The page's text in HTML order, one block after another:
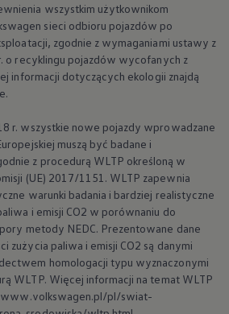
wszystkim użytkownikom
sieci odbioru pojazdów po
zgodnie z wymaganiami ustawy z
o recyklingu pojazdów wycofanych z
informacji dotyczących ekologii znajdą
r. wszystkie nowe pojazdy wprowadzane
muszą być badane i
z procedurą WLTP określoną w
(UE) 2017/1151. WLTP zapewnia
warunki badania i bardziej realistyczne
i emisji CO2 w porównaniu do
metody NEDC. Prezentowane dane
zużycia paliwa i emisji CO2 są danymi
homologacji typu wyznaczonymi
WLTP. Więcej informacji na temat WLTP
www.volkswagen.pl/pl/swiat-